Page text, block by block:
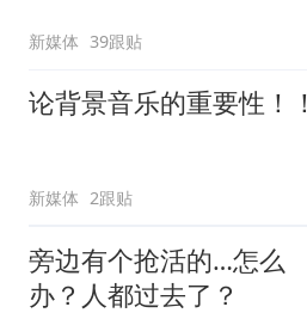
新媒体 39跟贴
论背景音乐的重要性！！
新媒体 2跟贴
旁边有个抢活的…怎么
办？人都过去了？